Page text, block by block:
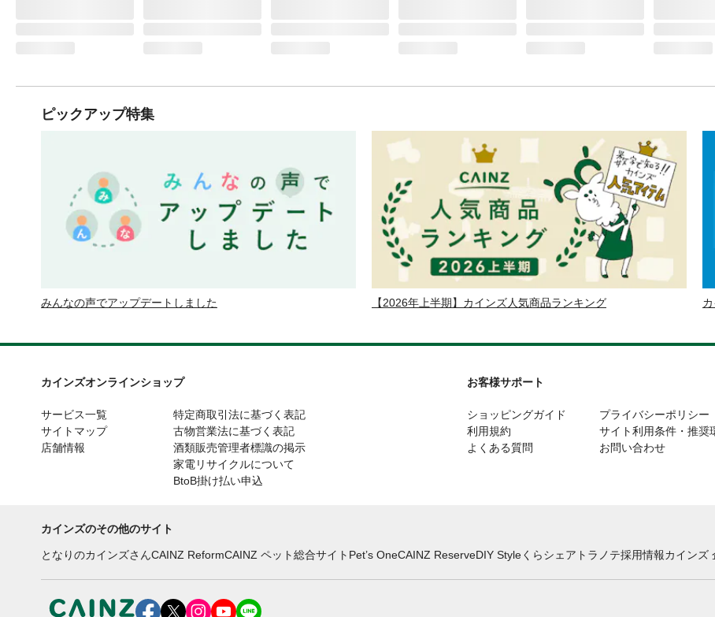
ピックアップ特集
みんなの声でアップデートしました 【2026年上半期】カインズ人気商品ランキング
カインズオンラインショップ
サービス一覧
サイトマップ
店舗情報
特定商取引法に基づく表記
古物営業法に基づく表記
酒類販売管理者標識の掲示
家電リサイクルについて
BtoB掛け払い申込
お客様サポート
ショッピングガイド
利用規約
よくある質問
プライバシーポリシー
サイト利用条件・推奨
お問い合わせ
カインズのその他のサイト
となりのカインズさんCAINZ ReformCAINZ ペット総合サイト Pet’s OneCAINZ ReserveDIY Styleくらシェア トラノテ採用情報カインズ